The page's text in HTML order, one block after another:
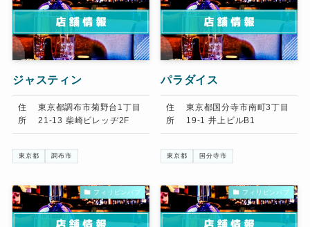
ジャスティン
住
所
東京都調布市菊野台1丁目
21-13 柴崎ビレッヂ2F
東京都 調布市
パラダイス
住
所
東京都国分寺市南町3丁目
19-1 井上ビルB1
東京都 国分寺市
フィリピンパブ フィリピンパブ